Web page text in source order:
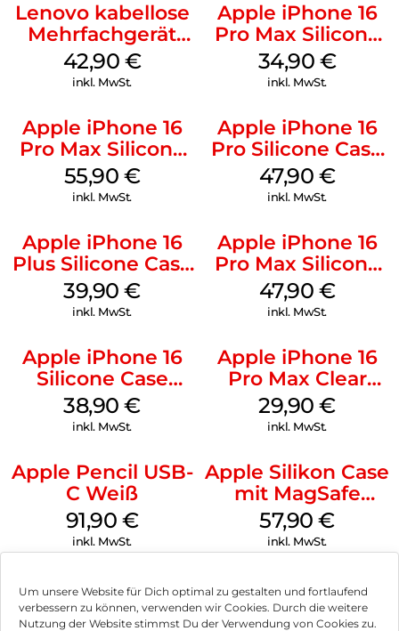
Um unsere Website für Dich optimal zu gestalten und fortlaufend
verbessern zu können, verwenden wir Cookies. Durch die weitere
Nutzung der Website stimmst Du der Verwendung von Cookies zu.
Lenovo kabellose
Mehrfachgerät
Luna Grey
42,90 €
inkl. MwSt.
Apple iPhone 16
Pro Max Silicone
Case MagSafe
Denim
34,90 €
inkl. MwSt.
Apple iPhone 16
Pro Max Silicone
Case MagSafe
Stone Gray
55,90 €
inkl. MwSt.
Apple iPhone 16
Pro Silicone Case
MagSafe Denim
47,90 €
inkl. MwSt.
Apple iPhone 16
Plus Silicone Case
MagSafe Plum
39,90€
inkl. MwSt.
Apple iPhone 16
Pro Max Silicone
Case MagSafe
Black
47,90 €
inkl. MwSt.
Apple iPhone 16
Silicone Case
MagSafe
Ultramarine
38,90€
inkl. MwSt.
Apple iPhone 16
Pro Max Clear
Case MagSafe
Transparent
29,90€
inkl. MwSt.
Apple Pencil USB-
C Weiß
91,90 €
inkl. MwSt.
Apple Silikon Case
mit MagSafe
iPhone 14 Pro
(PRODUCT)RED
57,90€
inkl. MwSt.